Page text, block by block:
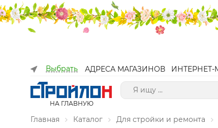
Выбрать АДРЕСА МАГАЗИНОВ ИНТЕРНЕТ-
НА ГЛАВНУЮ
Главная Каталог Для стройки и ремонта